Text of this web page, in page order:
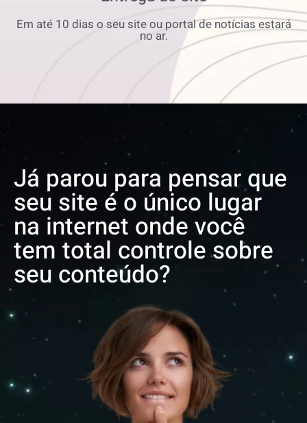
Em até 10 dias o seu site ou portal de notícias estará
no ar.
Já parou para pensar que
seu site é o único lugar
na internet onde você
tem total controle sobre
seu conteúdo?